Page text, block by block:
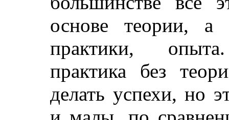
основе теории, а
практики,
практика без
делать успехи, но